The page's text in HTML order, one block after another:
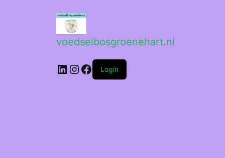
voedselbosgroenehart.nl
LinkedIn
Instagram
Facebook
Login